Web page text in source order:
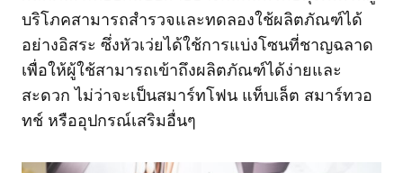
บริโภคสามารถสำรวจและทดลองใช้ผลิตภัณฑ์ได้
อย่างอิสระ ซึ่งหัวเว่ยได้ใช้การแบ่งโซนที่ชาญฉลาด
เพื่อให้ผู้ใช้สามารถเข้าถึงผลิตภัณฑ์ได้ง่ายและ
สะดวก ไม่ว่าจะเป็นสมาร์ทโฟน แท็บเล็ต สมาร์ทวอ
ทช์ หรืออุปกรณ์เสริมอื่นๆ